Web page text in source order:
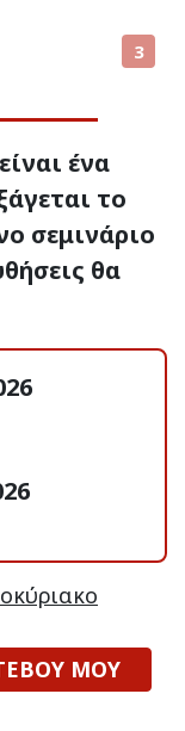
3
ένα
το
σεμινάριο
θα
ΜΟΥ